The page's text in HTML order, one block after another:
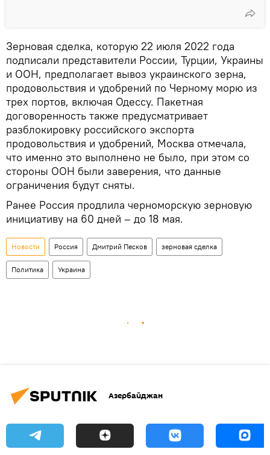
Зерновая сделка, которую 22 июля 2022 года
подписали представители России, Турции, Украины
и ООН, предполагает вывоз украинского зерна,
продовольствия и удобрений по Черному морю из
трех портов, включая Одессу. Пакетная
договоренность также предусматривает
разблокировку российского экспорта
продовольствия и удобрений, Москва отмечала,
что именно это выполнено не было, при этом со
стороны ООН были заверения, что данные
ограничения будут сняты.
Ранее Россия продлила черноморскую зерновую
инициативу на 60 дней – до 18 мая.
Новости Россия Дмитрий Песков зерновая сделка
Политика Украина
Азербайджан